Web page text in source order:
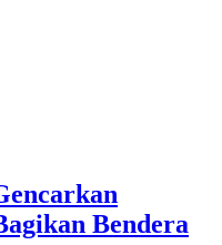
Bendera